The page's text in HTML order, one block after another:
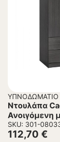
ΥΠΝΟΔΩΜΆΤΙΟ
Ντουλάπα
Ανοιγόμενη
Zebrano
SKU: 301-
112,70 €